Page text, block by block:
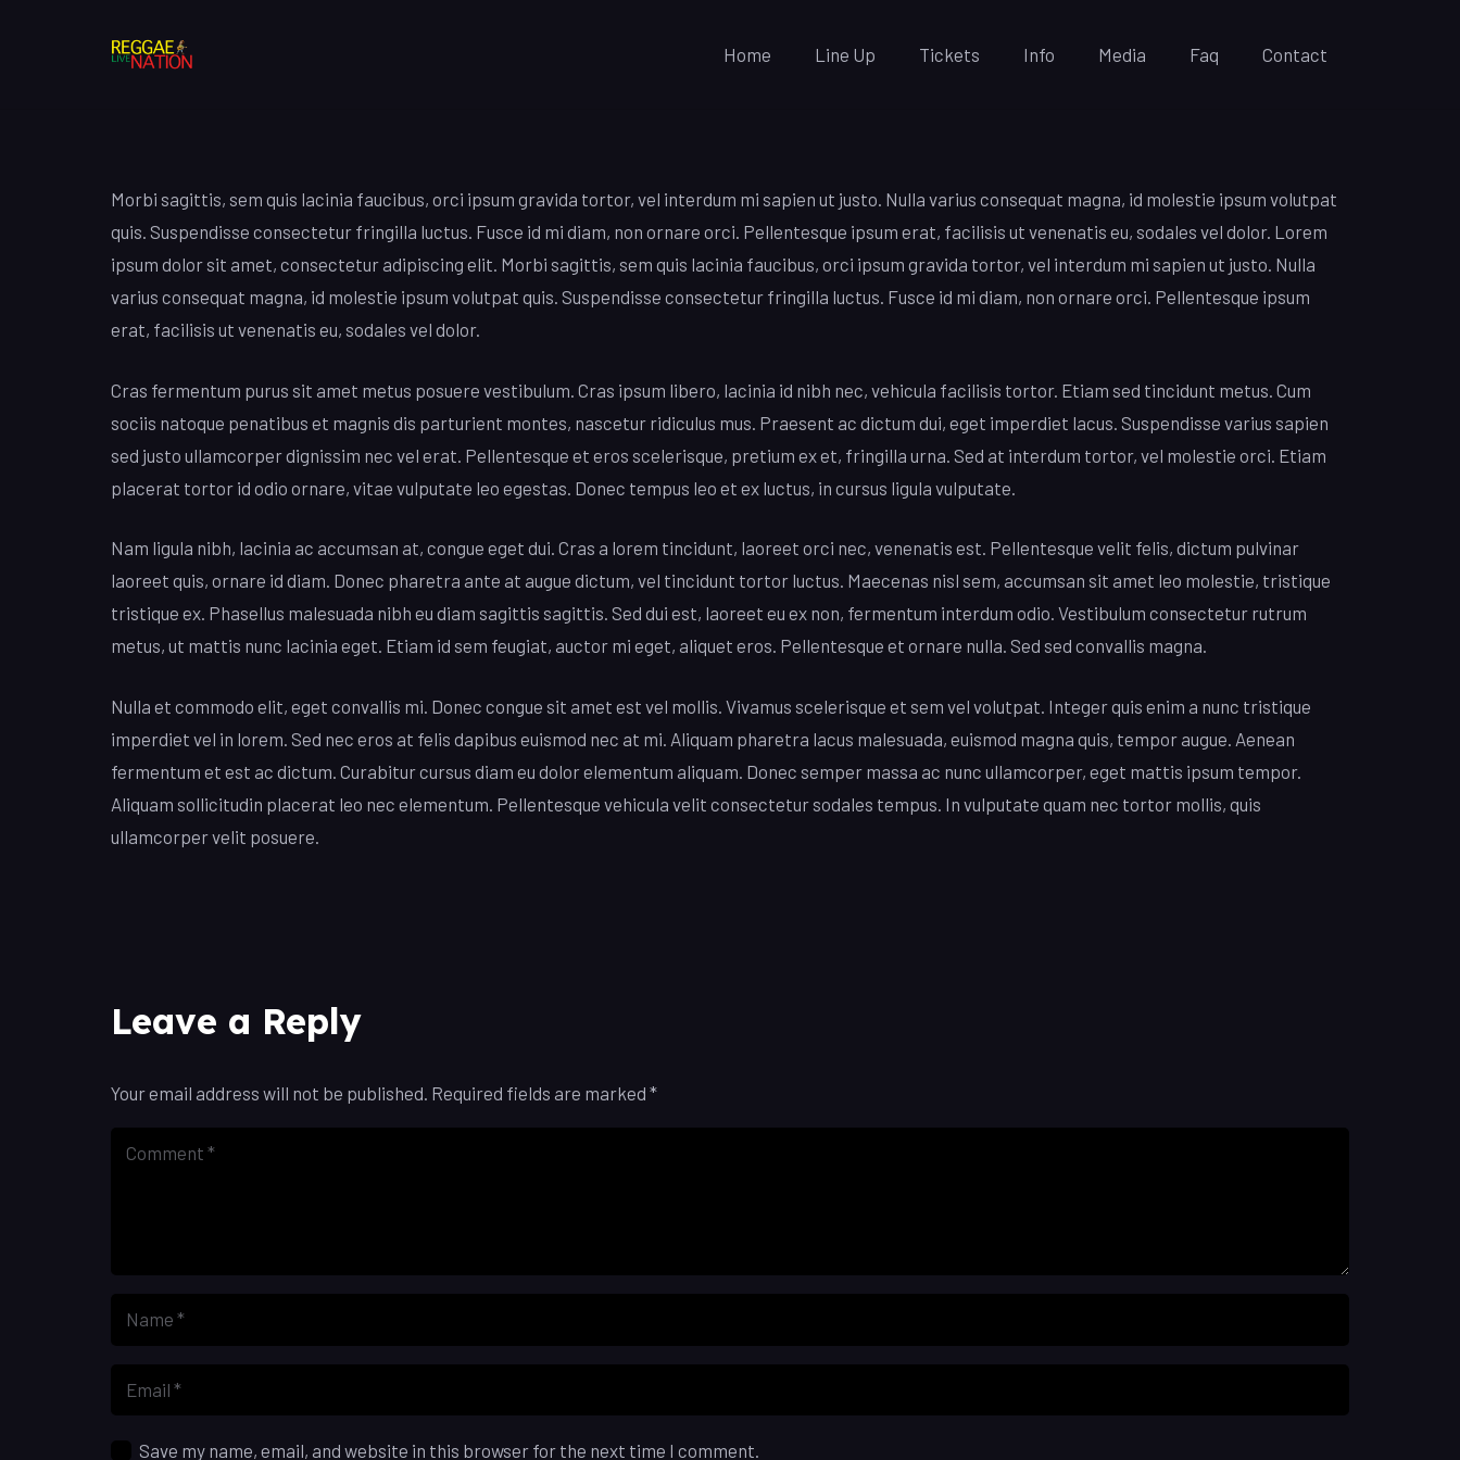
Home Line Up Tickets Info Media Faq Contact
Morbi sagittis, sem quis lacinia faucibus, orci ipsum gravida tortor, vel interdum mi sapien ut justo. Nulla varius consequat magna, id molestie ipsum volutpat
quis. Suspendisse consectetur fringilla luctus. Fusce id mi diam, non ornare orci. Pellentesque ipsum erat, facilisis ut venenatis eu, sodales vel dolor. Lorem
ipsum dolor sit amet, consectetur adipiscing elit. Morbi sagittis, sem quis lacinia faucibus, orci ipsum gravida tortor, vel interdum mi sapien ut justo. Nulla
varius consequat magna, id molestie ipsum volutpat quis. Suspendisse consectetur fringilla luctus. Fusce id mi diam, non ornare orci. Pellentesque ipsum
erat, facilisis ut venenatis eu, sodales vel dolor.
Cras fermentum purus sit amet metus posuere vestibulum. Cras ipsum libero, lacinia id nibh nec, vehicula facilisis tortor. Etiam sed tincidunt metus. Cum
sociis natoque penatibus et magnis dis parturient montes, nascetur ridiculus mus. Praesent ac dictum dui, eget imperdiet lacus. Suspendisse varius sapien
sed justo ullamcorper dignissim nec vel erat. Pellentesque et eros scelerisque, pretium ex et, fringilla urna. Sed at interdum tortor, vel molestie orci. Etiam
placerat tortor id odio ornare, vitae vulputate leo egestas. Donec tempus leo et ex luctus, in cursus ligula vulputate.
Nam ligula nibh, lacinia ac accumsan at, congue eget dui. Cras a lorem tincidunt, laoreet orci nec, venenatis est. Pellentesque velit felis, dictum pulvinar
laoreet quis, ornare id diam. Donec pharetra ante at augue dictum, vel tincidunt tortor luctus. Maecenas nisl sem, accumsan sit amet leo molestie, tristique
tristique ex. Phasellus malesuada nibh eu diam sagittis sagittis. Sed dui est, laoreet eu ex non, fermentum interdum odio. Vestibulum consectetur rutrum
metus, ut mattis nunc lacinia eget. Etiam id sem feugiat, auctor mi eget, aliquet eros. Pellentesque et ornare nulla. Sed sed convallis magna.
Nulla et commodo elit, eget convallis mi. Donec congue sit amet est vel mollis. Vivamus scelerisque et sem vel volutpat. Integer quis enim a nunc tristique
imperdiet vel in lorem. Sed nec eros at felis dapibus euismod nec at mi. Aliquam pharetra lacus malesuada, euismod magna quis, tempor augue. Aenean
fermentum et est ac dictum. Curabitur cursus diam eu dolor elementum aliquam. Donec semper massa ac nunc ullamcorper, eget mattis ipsum tempor.
Aliquam sollicitudin placerat leo nec elementum. Pellentesque vehicula velit consectetur sodales tempus. In vulputate quam nec tortor mollis, quis
ullamcorper velit posuere.
Leave a Reply
Your email address will not be published. Required fields are marked *
Save my name, email, and website in this browser for the next time I comment.